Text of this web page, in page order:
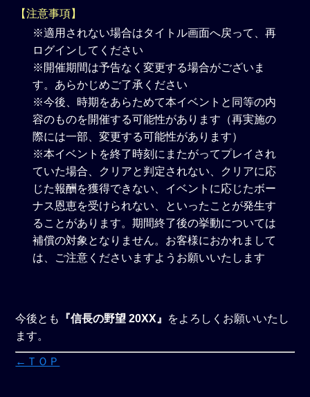
【注意事項】
※適用されない場合はタイトル画面へ戻って、再
ログインしてください
※開催期間は予告なく変更する場合がございま
す。あらかじめご了承ください
※今後、時期をあらためて本イベントと同等の内
容のものを開催する可能性があります（再実施の
際には一部、変更する可能性があります）
※本イベントを終了時刻にまたがってプレイされ
ていた場合、クリアと判定されない、クリアに応
じた報酬を獲得できない、イベントに応じたボー
ナス恩恵を受けられない、といったことが発生す
ることがあります。期間終了後の挙動については
補償の対象となりません。お客様におかれまして
は、ご注意くださいますようお願いいたします
今後とも 『信長の野望 20XX』 をよろしくお願いいたし
ます。
←ＴＯＰ